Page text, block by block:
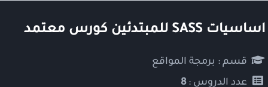
اساسيات SASS للمبتدئين كورس معتمد
قسم : برمجة المواقع
عدد الدروس :8